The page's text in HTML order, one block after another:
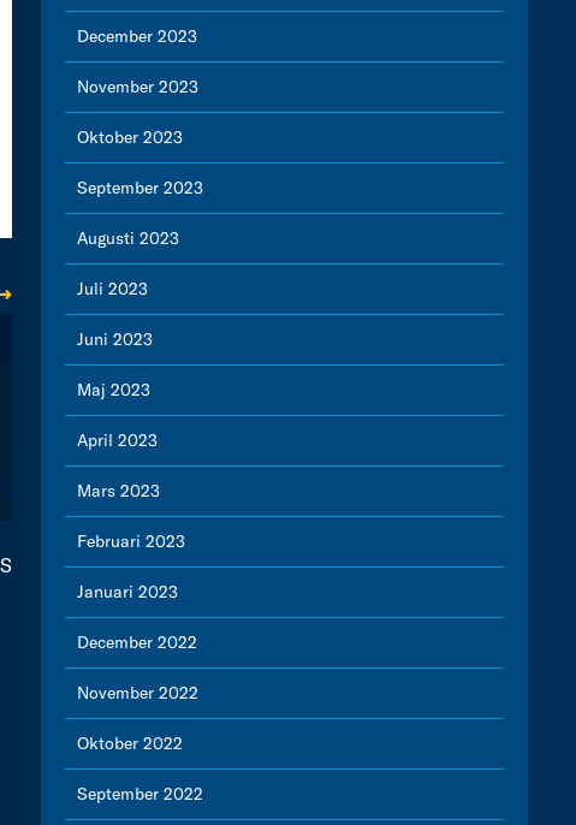
→
December 2023
November 2023
Oktober 2023
September 2023
Augusti 2023
Juli 2023
Juni 2023
Maj 2023
April 2023
Mars 2023
Februari 2023
Januari 2023
December 2022
November 2022
Oktober 2022
September 2022